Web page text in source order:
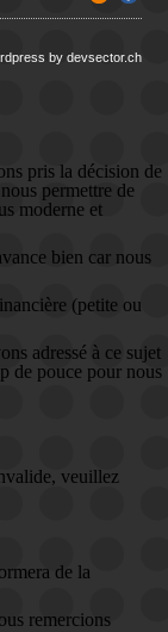
by devsector.ch
pris la décision de
permettre de
moderne et
bien car nous
(petite ou
adressé à ce sujet
de pouce pour nous
veuillez
de la
remercions